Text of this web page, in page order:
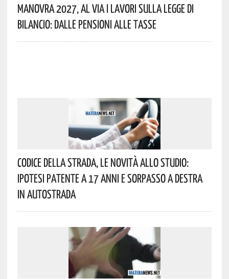
Manovra 2027, Al Via I Lavori Sulla Legge Di
Bilancio: Dalle Pensioni Alle Tasse
Codice Della Strada, Le Novità Allo Studio:
Ipotesi Patente A 17 Anni E Sorpasso A Destra
In Autostrada